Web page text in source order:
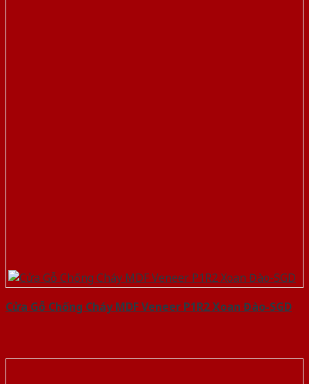
Cửa Gỗ Chống Cháy MDF Veneer P1R2 Xoan Đào-SGD